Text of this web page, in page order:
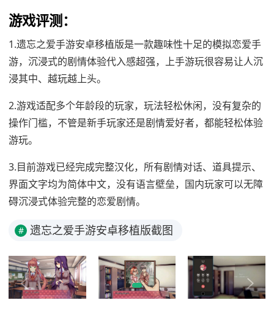
游戏评测：
1.遗忘之爱手游安卓移植版是一款趣味性十足的模拟恋爱手
游，沉浸式的剧情体验代入感超强，上手游玩很容易让人沉
浸其中、越玩越上头。
2.游戏适配多个年龄段的玩家，玩法轻松休闲，没有复杂的
操作门槛，不管是新手玩家还是剧情爱好者，都能轻松体验
游玩。
3.目前游戏已经完成完整汉化，所有剧情对话、道具提示、
界面文字均为简体中文，没有语言壁垒，国内玩家可以无障
碍沉浸式体验完整的恋爱剧情。
# 遗忘之爱手游安卓移植版截图